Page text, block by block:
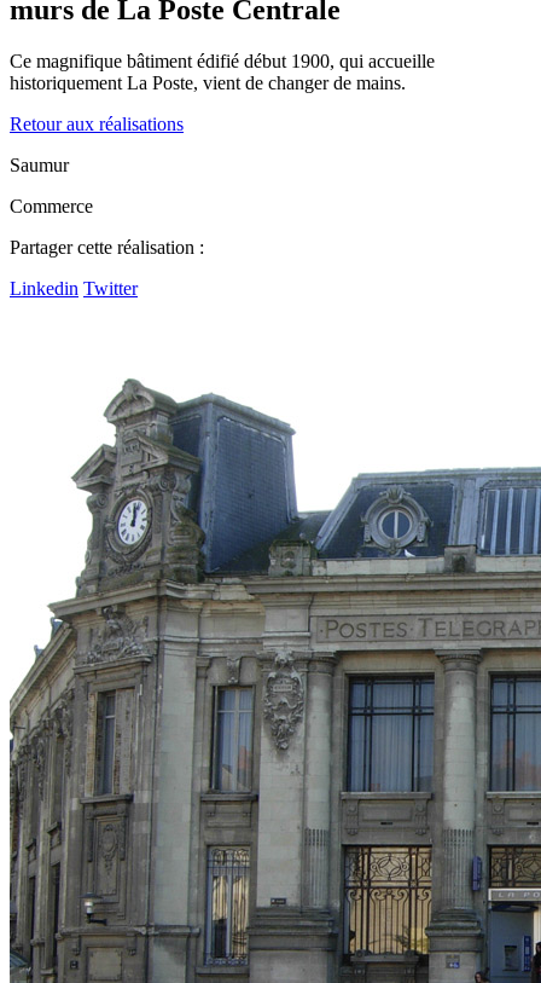
murs de La Poste Centrale
Ce magnifique bâtiment édifié début 1900, qui accueille
historiquement La Poste, vient de changer de mains.
Retour aux réalisations
Saumur
Commerce
Partager cette réalisation :
Linkedin Twitter